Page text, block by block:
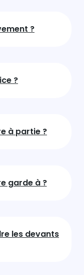
?
?
à partie ?
garde à ?
les devants